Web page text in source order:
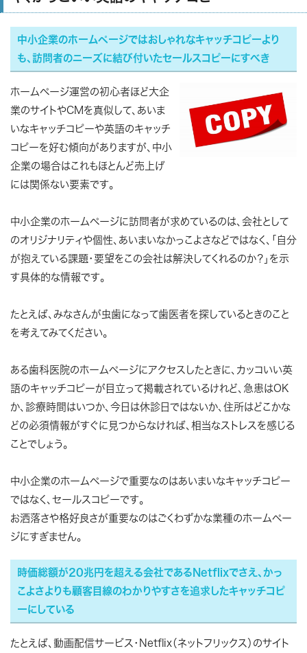
中小企業のホームページではおしゃれなキャッチコピーより
も、訪問者のニーズに結び付いたセールスコピーにすべき
ホームページ運営の初心者ほど大企
業のサイトやCMを真似して、あいま
いなキャッチコピーや英語のキャッチ
コピーを好む傾向がありますが、中小
企業の場合はこれもほとんど売上げ
には関係ない要素です。
中小企業のホームページに訪問者が求めているのは、会社として
のオリジナリティや個性、あいまいなかっこよさなどではなく、「自分
が抱えている課題・要望をこの会社は解決してくれるのか？」を示
す具体的な情報です。
たとえば、みなさんが虫歯になって歯医者を探しているときのこと
を考えてみてください。
ある歯科医院のホームページにアクセスしたときに、カッコいい英
語のキャッチコピーが目立って掲載されているけれど、急患はOK
か、診療時間はいつか、今日は休診日ではないか、住所はどこかな
どの必須情報がすぐに見つからなければ、相当なストレスを感じる
ことでしょう。
中小企業のホームページで重要なのはあいまいなキャッチコピー
ではなく、セールスコピーです。
お洒落さや格好良さが重要なのはごくわずかな業種のホームペー
ジにすぎません。
時価総額が20兆円を超える会社であるNetflixでさえ、かっ
こよさよりも顧客目線のわかりやすさを追求したキャッチコピ
ーにしている
たとえば、動画配信サービス・Netflix（ネットフリックス）のサイト